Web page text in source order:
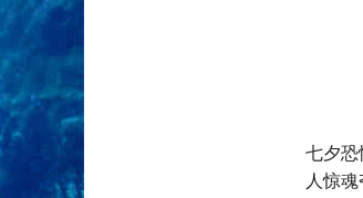
七夕恐
人惊魂